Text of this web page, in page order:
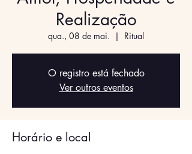
Realização
qua., 08 de mai.
  |
Ritual
O registro está fechado
Ver outros eventos
Horário e local